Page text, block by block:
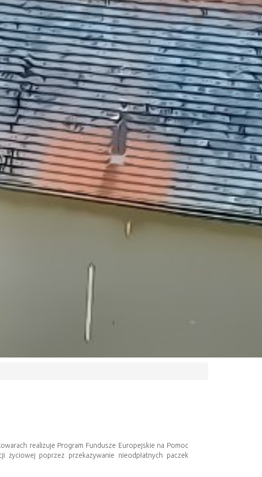
realizuje Program Fundusze Europejskie na Pomoc
poprzez przekazywanie nieodpłatnych paczek